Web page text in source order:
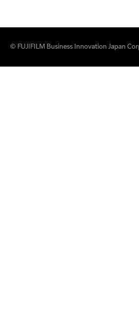
© FUJIFILM Business Innovation Japan